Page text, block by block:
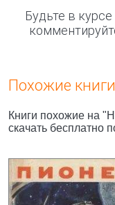
Будьте в
Похожие
Книги похожие на
скачать бесплатно